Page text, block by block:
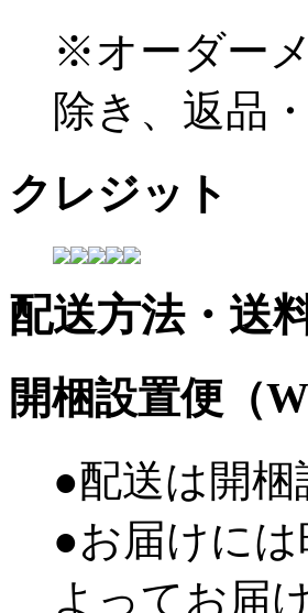
※オーダー
除き、返品
クレジット
配送方法・送
開梱設置便（
●配送は開
●お届けに
よってお届